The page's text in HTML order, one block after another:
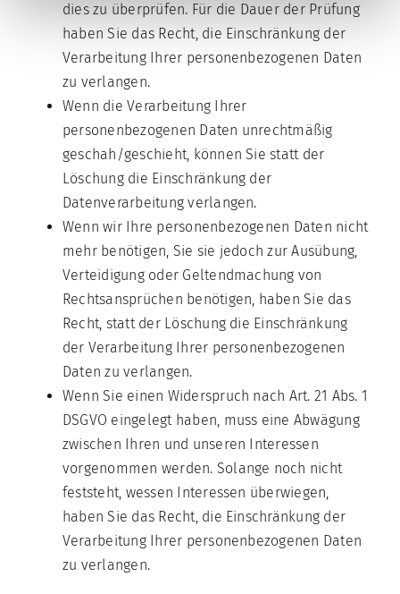
dies zu überprüfen. Für die Dauer der Prüfung
haben Sie das Recht, die Einschränkung der
Verarbeitung Ihrer personenbezogenen Daten
zu verlangen.
Wenn die Verarbeitung Ihrer
personenbezogenen Daten unrechtmäßig
geschah/geschieht, können Sie statt der
Löschung die Einschränkung der
Datenverarbeitung verlangen.
Wenn wir Ihre personenbezogenen Daten nicht
mehr benötigen, Sie sie jedoch zur Ausübung,
Verteidigung oder Geltendmachung von
Rechtsansprüchen benötigen, haben Sie das
Recht, statt der Löschung die Einschränkung
der Verarbeitung Ihrer personenbezogenen
Daten zu verlangen.
Wenn Sie einen Widerspruch nach Art. 21 Abs. 1
DSGVO eingelegt haben, muss eine Abwägung
zwischen Ihren und unseren Interessen
vorgenommen werden. Solange noch nicht
feststeht, wessen Interessen überwiegen,
haben Sie das Recht, die Einschränkung der
Verarbeitung Ihrer personenbezogenen Daten
zu verlangen.